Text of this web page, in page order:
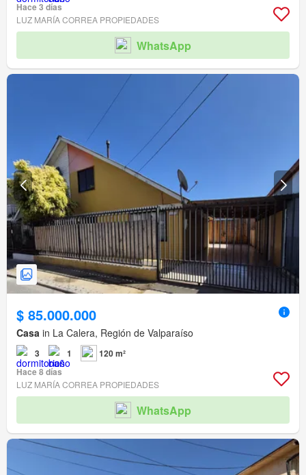
Hace 3 días
LUZ MARÍA CORREA PROPIEDADES
WhatsApp
$ 85.000.000
Casa in La Calera, Región de Valparaíso
3 1
120 m²
Hace 8 días
LUZ MARÍA CORREA PROPIEDADES
WhatsApp